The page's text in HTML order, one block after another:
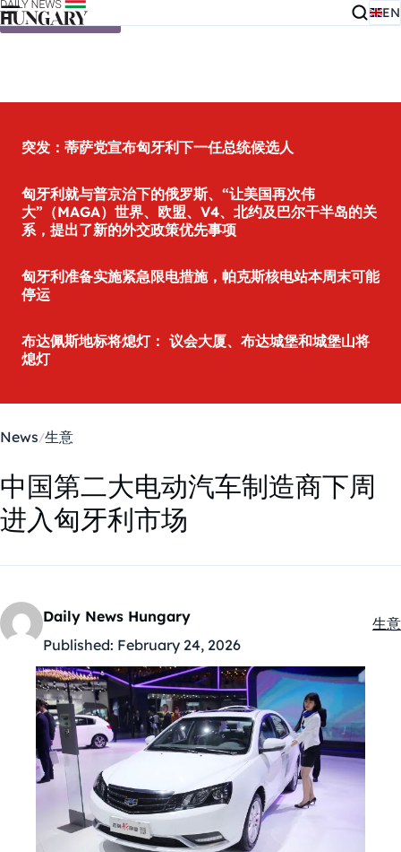
Skip to content EN
突发：蒂萨党宣布匈牙利下一任总统候选人
匈牙利就与普京治下的俄罗斯、“让美国再次伟
大”（MAGA）世界、欧盟、V4、北约及巴尔干半岛的关
系，提出了新的外交政策优先事项
匈牙利准备实施紧急限电措施，帕克斯核电站本周末可能
停运
布达佩斯地标将熄灯： 议会大厦、布达城堡和城堡山将
熄灯
News 生意
中国第二大电动汽车制造商下周
进入匈牙利市场
Daily News Hungary
Published: February 24, 2026
生意